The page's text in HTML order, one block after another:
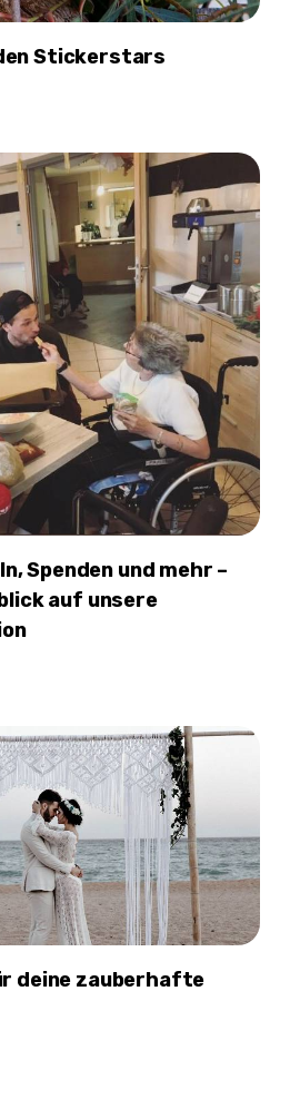
Stickerstars
Spenden und mehr –
auf unsere
deine zauberhafte